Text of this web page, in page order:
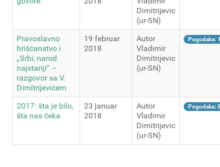
Dimitrijevic
(ur-SN)
Pravoslavno
hrišćanstvo i
„Srbi, narod
najstariji“ –
razgovor sa V.
Dimitrijevićem
19 februar
2018
Autor
Vladimir
Dimitrijevic
(ur-SN)
Pogodaka:
2017: šta je bilo,
šta nas čeka
23 januar
2018
Autor
Vladimir
Dimitrijevic
(ur-SN)
Pogodaka: